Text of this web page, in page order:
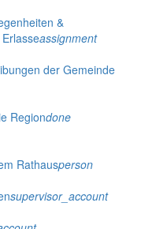
&
assignment
der Gemeinde
Regiondone
Rathausperson
supervisor_account